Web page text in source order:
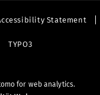
Statement
TYPO3
for web analytics.